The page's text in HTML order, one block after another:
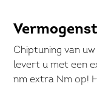
Chiptuning van
levert u met een
nm extra Nm op!